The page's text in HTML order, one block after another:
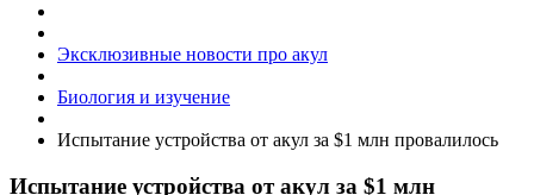
Эксклюзивные новости про акул
Биология и изучение
Испытание устройства от акул за $1 млн провалилось
Испытание устройства от акул за $1 млн